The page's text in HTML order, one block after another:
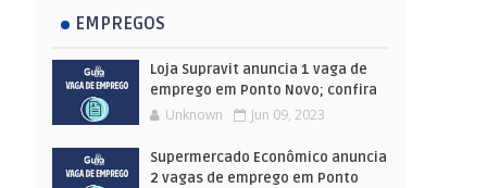
EMPREGOS
Loja Supravit anuncia 1 vaga de
emprego em Ponto Novo; confira
Unknown Jun 09, 2023
Supermercado Econômico anuncia
2 vagas de emprego em Ponto